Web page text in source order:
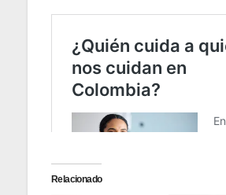
Relacionado